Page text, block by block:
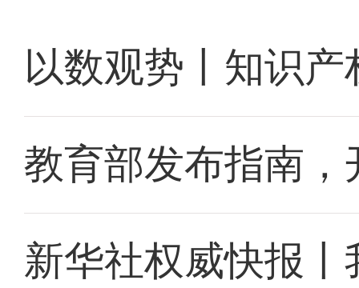
以数观势丨知识
教育部发布指南
新华社权威快报